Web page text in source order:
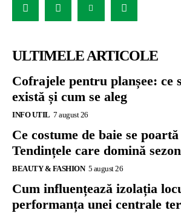
ULTIMELE ARTICOLE
Cofrajele pentru planșee: ce
există și cum se aleg
INFO UTIL 7 august 26
Ce costume de baie se
Tendințele care domină
BEAUTY & FASHION 5 august 26
Cum influențează izolația
performanța unei centrale